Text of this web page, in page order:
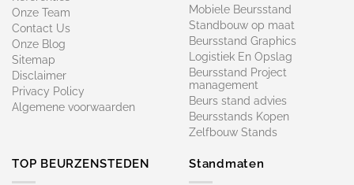
Onze Team
Contact Us
Onze Blog
Sitemap
Disclaimer
Privacy Policy
Algemene voorwaarden
Mobiele Beursstand
Standbouw op maat​
Beursstand Graphics
Logistiek En Opslag
Beursstand Project
management
Beurs stand advies
Beursstands Kopen
Zelfbouw Stands
TOP BEURZENSTEDEN Standmaten